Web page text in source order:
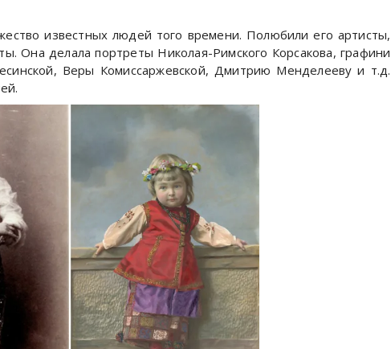
известных людей того времени. Полюбили его артисты,
Она делала портреты Николая-Римского Корсакова, графини
Веры Комиссаржевской, Дмитрию Менделееву и т.д.